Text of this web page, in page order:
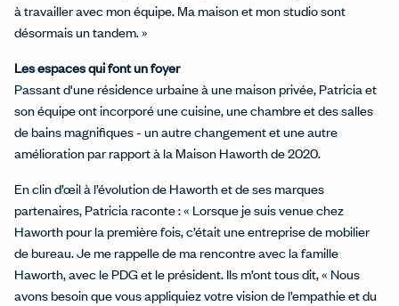
à travailler avec mon équipe. Ma maison et mon studio sont
désormais un tandem. »
Les espaces qui font un foyer
Passant d'une résidence urbaine à une maison privée, Patricia et
son équipe ont incorporé une cuisine, une chambre et des salles
de bains magnifiques - un autre changement et une autre
amélioration par rapport à la Maison Haworth de 2020.
En clin d’œil à l’évolution de Haworth et de ses marques
partenaires, Patricia raconte : « Lorsque je suis venue chez
Haworth pour la première fois, c’était une entreprise de mobilier
de bureau. Je me rappelle de ma rencontre avec la famille
Haworth, avec le PDG et le président. Ils m’ont tous dit, « Nous
avons besoin que vous appliquiez votre vision de l’empathie et du